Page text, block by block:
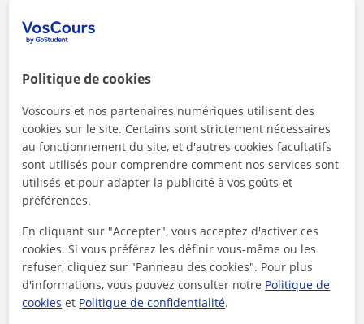
Le prix moyen des cours de Physique
<4h
Le délai de réponse de nos professeurs
Politique de cookies
Voscours et nos partenaires numériques utilisent des
cookies sur le site. Certains sont strictement nécessaires
au fonctionnement du site, et d'autres cookies facultatifs
sont utilisés pour comprendre comment nos services sont
utilisés et pour adapter la publicité à vos goûts et
préférences.
En cliquant sur "Accepter", vous acceptez d'activer ces
cookies. Si vous préférez les définir vous-même ou les
refuser, cliquez sur "Panneau des cookies". Pour plus
d'informations, vous pouvez consulter notre Politique de
cookies et Politique de confidentialité.